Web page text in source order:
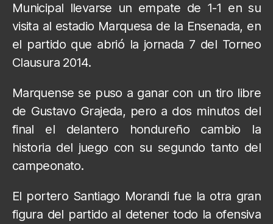
Municipal llevarse un empate de 1-1 en su
visita al estadio Marquesa de la Ensenada, en
el partido que abrió la jornada 7 del Torneo
Clausura 2014.
Marquense se puso a ganar con un tiro libre
de Gustavo Grajeda, pero a dos minutos del
final el delantero hondureño cambio la
historia del juego con su segundo tanto del
campeonato.
El portero Santiago Morandi fue la otra gran
figura del partido al detener todo la ofensiva